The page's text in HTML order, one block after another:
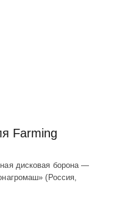
Farming
дисковая борона —
(Россия,